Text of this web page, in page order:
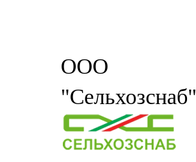
ООО
"Сельхозснаб"